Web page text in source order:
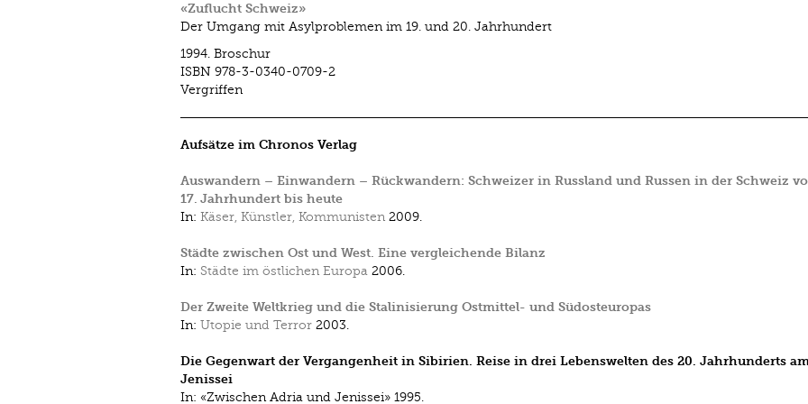
«Zuflucht Schweiz»
Der Umgang mit Asylproblemen im 19. und 20. Jahrhundert
1994. Broschur
ISBN 978-3-0340-0709-2
Vergriffen
Aufsätze im Chronos Verlag
Auswandern – Einwandern – Rückwandern: Schweizer in Russland und Russen in der Schweiz
17. Jahrhundert bis heute
In: Käser, Künstler, Kommunisten 2009.
Städte zwischen Ost und West. Eine vergleichende Bilanz
In: Städte im östlichen Europa 2006.
Der Zweite Weltkrieg und die Stalinisierung Ostmittel- und Südosteuropas
In: Utopie und Terror 2003.
Die Gegenwart der Vergangenheit in Sibirien. Reise in drei Lebenswelten des 20. Jahrhunderts
Jenissei
In: «Zwischen Adria und Jenissei» 1995.